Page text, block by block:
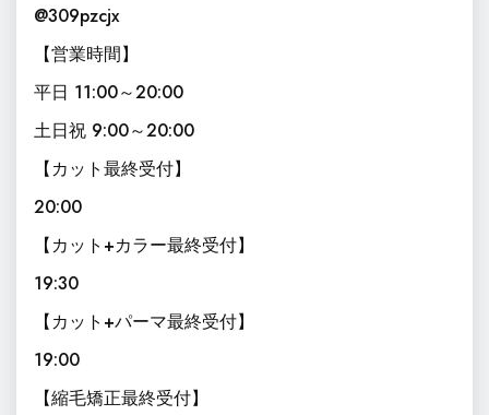
@309pzcjx
【営業時間】
平日 11:00～20:00
土日祝 9:00～20:00
【カット最終受付】
20:00
【カット+カラー最終受付】
19:30
【カット+パーマ最終受付】
19:00
【縮毛矯正最終受付】